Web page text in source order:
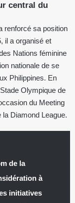
central du
renforcé sa position
il a organisé et
Nations féminine
nationale de se
Philippines. En
Olympique de
du Meeting
Diamond League.
de la
à
initiatives